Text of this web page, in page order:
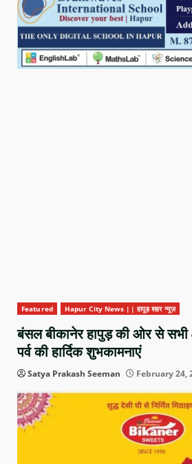
Featured Hapur City News || हापुड़ शहर न्यूज़
बंसल बीकानेर हापुड़ की ओर से सभी
पर्व की हार्दिक शुभकामनाएं
Satya Prakash Seeman February 24,